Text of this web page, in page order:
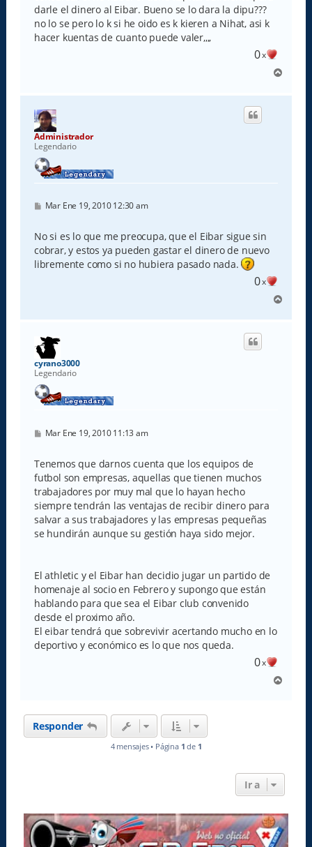
e
darle el dinero al Eibar. Bueno se lo dara la dipu???
no lo se pero lo k si he oido es k kieren a Nihat, asi k
hacer kuentas de cuanto puede valer,,,,
0x
r
Administrador
Legendario
M
s
a
j
e
Mar Ene 19, 2010 12:30 am
No si es lo que me preocupa, que el Eibar sigue sin
cobrar, y estos ya pueden gastar el dinero de nuevo
libremente como si no hubiera pasado nada.
0x
r
cyrano3000
Legendario
M
s
a
j
e
Mar Ene 19, 2010 11:13 am
Tenemos que darnos cuenta que los equipos de
futbol son empresas, aquellas que tienen muchos
trabajadores por muy mal que lo hayan hecho
siempre tendrán las ventajas de recibir dinero para
salvar a sus trabajadores y las empresas pequeñas
se hundirán aunque su gestión haya sido mejor.
El athletic y el Eibar han decidio jugar un partido de
homenaje al socio en Febrero y supongo que están
hablando para que sea el Eibar club convenido
desde el proximo año.
El eibar tendrá que sobrevivir acertando mucho en lo
deportivo y económico es lo que nos queda.
0x
Responder
4 mensajes • Página 1 de 1
Ir a